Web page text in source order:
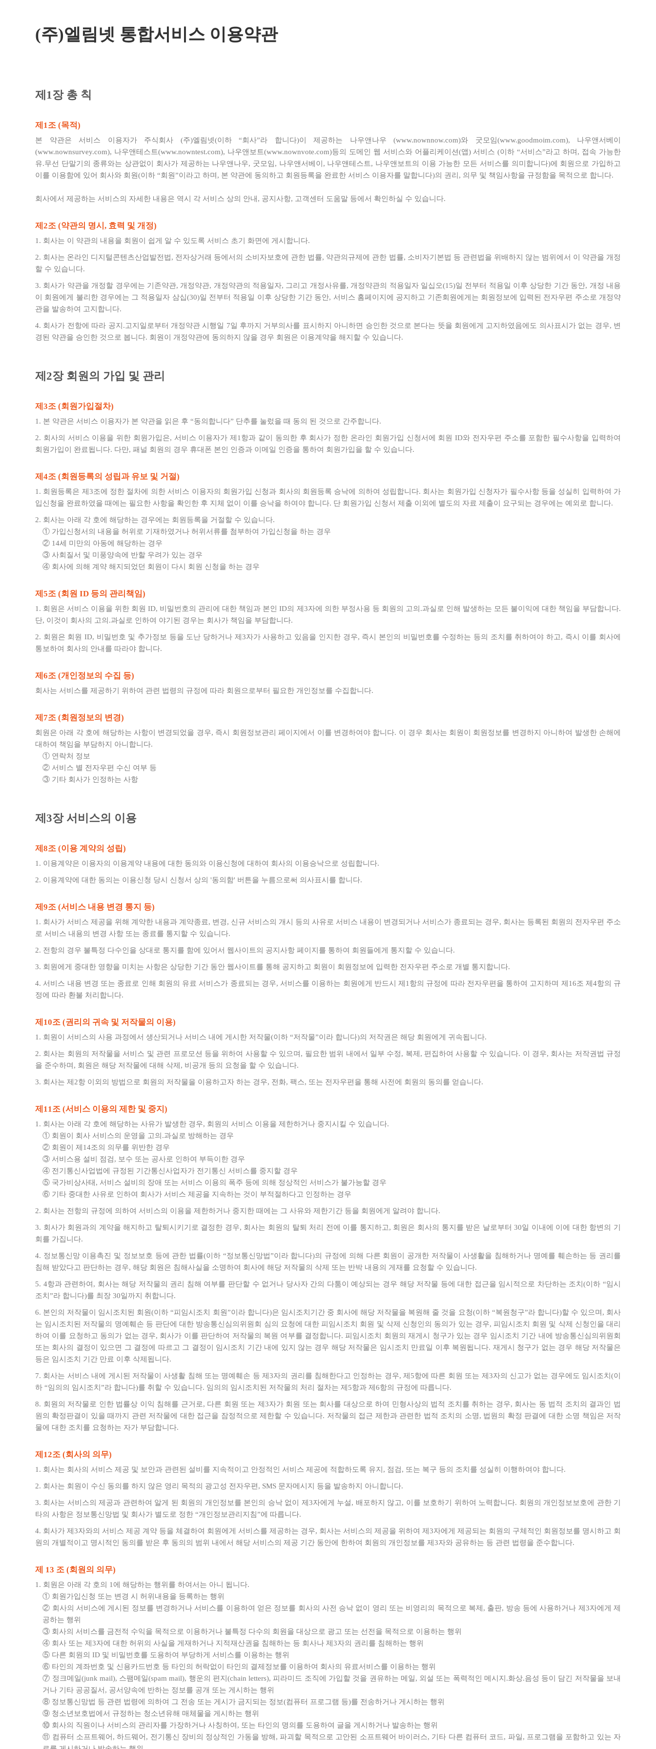
(주)엘림넷 통합서비스 이용약관
제1장 총 칙
제1조 (목적)
본 약관은 서비스 이용자가 주식회사 (주)엘림넷(이하 “회사”라 합니다)이 제공하는 나우앤나우 (www.nownnow.com)와 굿모임(www.goodmoim.com), 나우앤서베이
(www.nownsurvey.com), 나우앤테스트(www.nowntest.com), 나우앤보트(www.nownvote.com)등의 도메인 웹 서비스와 어플리케이션(앱) 서비스 (이하 “서비스”라고 하며, 접속 가능한
유.무선 단말기의 종류와는 상관없이 회사가 제공하는 나우앤나우, 굿모임, 나우앤서베이, 나우앤테스트, 나우앤보트의 이용 가능한 모든 서비스를 의미합니다)에 회원으로 가입하고
이를 이용함에 있어 회사와 회원(이하 “회원”이라고 하며, 본 약관에 동의하고 회원등록을 완료한 서비스 이용자를 말합니다)의 권리, 의무 및 책임사항을 규정함을 목적으로 합니다.
회사에서 제공하는 서비스의 자세한 내용은 역시 각 서비스 상의 안내, 공지사항, 고객센터 도움말 등에서 확인하실 수 있습니다.
제2조 (약관의 명시, 효력 및 개정)
1. 회사는 이 약관의 내용을 회원이 쉽게 알 수 있도록 서비스 초기 화면에 게시합니다.
2. 회사는 온라인 디지털콘텐츠산업발전법, 전자상거래 등에서의 소비자보호에 관한 법률, 약관의규제에 관한 법률, 소비자기본법 등 관련법을 위배하지 않는 범위에서 이 약관을 개정
할 수 있습니다.
3. 회사가 약관을 개정할 경우에는 기존약관, 개정약관, 개정약관의 적용일자, 그리고 개정사유를, 개정약관의 적용일자 일십오(15)일 전부터 적용일 이후 상당한 기간 동안, 개정 내용
이 회원에게 불리한 경우에는 그 적용일자 삼십(30)일 전부터 적용일 이후 상당한 기간 동안, 서비스 홈페이지에 공지하고 기존회원에게는 회원정보에 입력된 전자우편 주소로 개정약
관을 발송하여 고지합니다.
4. 회사가 전항에 따라 공지.고지일로부터 개정약관 시행일 7일 후까지 거부의사를 표시하지 아니하면 승인한 것으로 본다는 뜻을 회원에게 고지하였음에도 의사표시가 없는 경우, 변
경된 약관을 승인한 것으로 봅니다. 회원이 개정약관에 동의하지 않을 경우 회원은 이용계약을 해지할 수 있습니다.
제2장 회원의 가입 및 관리
제3조 (회원가입절차)
1. 본 약관은 서비스 이용자가 본 약관을 읽은 후 “동의합니다” 단추를 눌렀을 때 동의 된 것으로 간주합니다.
2. 회사의 서비스 이용을 위한 회원가입은, 서비스 이용자가 제1항과 같이 동의한 후 회사가 정한 온라인 회원가입 신청서에 회원 ID와 전자우편 주소를 포함한 필수사항을 입력하여
회원가입이 완료됩니다. 다만, 패널 회원의 경우 휴대폰 본인 인증과 이메일 인증을 통하여 회원가입을 할 수 있습니다.
제4조 (회원등록의 성립과 유보 및 거절)
1. 회원등록은 제3조에 정한 절차에 의한 서비스 이용자의 회원가입 신청과 회사의 회원등록 승낙에 의하여 성립합니다. 회사는 회원가입 신청자가 필수사항 등을 성실히 입력하여 가
입신청을 완료하였을 때에는 필요한 사항을 확인한 후 지체 없이 이를 승낙을 하여야 합니다. 단 회원가입 신청서 제출 이외에 별도의 자료 제출이 요구되는 경우에는 예외로 합니다.
2. 회사는 아래 각 호에 해당하는 경우에는 회원등록을 거절할 수 있습니다.
① 가입신청서의 내용을 허위로 기재하였거나 허위서류를 첨부하여 가입신청을 하는 경우
② 14세 미만의 아동에 해당하는 경우
③ 사회질서 및 미풍양속에 반할 우려가 있는 경우
④ 회사에 의해 계약 해지되었던 회원이 다시 회원 신청을 하는 경우
제5조 (회원 ID 등의 관리책임)
1. 회원은 서비스 이용을 위한 회원 ID, 비밀번호의 관리에 대한 책임과 본인 ID의 제3자에 의한 부정사용 등 회원의 고의.과실로 인해 발생하는 모든 불이익에 대한 책임을 부담합니다.
단, 이것이 회사의 고의.과실로 인하여 야기된 경우는 회사가 책임을 부담합니다.
2. 회원은 회원 ID, 비밀번호 및 추가정보 등을 도난 당하거나 제3자가 사용하고 있음을 인지한 경우, 즉시 본인의 비밀번호를 수정하는 등의 조치를 취하여야 하고, 즉시 이를 회사에
통보하여 회사의 안내를 따라야 합니다.
제6조 (개인정보의 수집 등)
회사는 서비스를 제공하기 위하여 관련 법령의 규정에 따라 회원으로부터 필요한 개인정보를 수집합니다.
제7조 (회원정보의 변경)
회원은 아래 각 호에 해당하는 사항이 변경되었을 경우, 즉시 회원정보관리 페이지에서 이를 변경하여야 합니다. 이 경우 회사는 회원이 회원정보를 변경하지 아니하여 발생한 손해에
대하여 책임을 부담하지 아니합니다.
① 연락처 정보
② 서비스 별 전자우편 수신 여부 등
③ 기타 회사가 인정하는 사항
제3장 서비스의 이용
제8조 (이용 계약의 성립)
1. 이용계약은 이용자의 이용계약 내용에 대한 동의와 이용신청에 대하여 회사의 이용승낙으로 성립합니다.
2. 이용계약에 대한 동의는 이용신청 당시 신청서 상의 '동의함' 버튼을 누름으로써 의사표시를 합니다.
제9조 (서비스 내용 변경 통지 등)
1. 회사가 서비스 제공을 위해 계약한 내용과 계약종료, 변경, 신규 서비스의 개시 등의 사유로 서비스 내용이 변경되거나 서비스가 종료되는 경우, 회사는 등록된 회원의 전자우편 주소
로 서비스 내용의 변경 사항 또는 종료를 통지할 수 있습니다.
2. 전항의 경우 불특정 다수인을 상대로 통지를 함에 있어서 웹사이트의 공지사항 페이지를 통하여 회원들에게 통지할 수 있습니다.
3. 회원에게 중대한 영향을 미치는 사항은 상당한 기간 동안 웹사이트를 통해 공지하고 회원이 회원정보에 입력한 전자우편 주소로 개별 통지합니다.
4. 서비스 내용 변경 또는 종료로 인해 회원의 유료 서비스가 종료되는 경우, 서비스를 이용하는 회원에게 반드시 제1항의 규정에 따라 전자우편을 통하여 고지하며 제16조 제4항의 규
정에 따라 환불 처리합니다.
제10조 (권리의 귀속 및 저작물의 이용)
1. 회원이 서비스의 사용 과정에서 생산되거나 서비스 내에 게시한 저작물(이하 “저작물”이라 합니다)의 저작권은 해당 회원에게 귀속됩니다.
2. 회사는 회원의 저작물을 서비스 및 관련 프로모션 등을 위하여 사용할 수 있으며, 필요한 범위 내에서 일부 수정, 복제, 편집하여 사용할 수 있습니다. 이 경우, 회사는 저작권법 규정
을 준수하며, 회원은 해당 저작물에 대해 삭제, 비공개 등의 요청을 할 수 있습니다.
3. 회사는 제2항 이외의 방법으로 회원의 저작물을 이용하고자 하는 경우, 전화, 팩스, 또는 전자우편을 통해 사전에 회원의 동의를 얻습니다.
제11조 (서비스 이용의 제한 및 중지)
1. 회사는 아래 각 호에 해당하는 사유가 발생한 경우, 회원의 서비스 이용을 제한하거나 중지시킬 수 있습니다.
① 회원이 회사 서비스의 운영을 고의.과실로 방해하는 경우
② 회원이 제14조의 의무를 위반한 경우
③ 서비스용 설비 점검, 보수 또는 공사로 인하여 부득이한 경우
④ 전기통신사업법에 규정된 기간통신사업자가 전기통신 서비스를 중지할 경우
⑤ 국가비상사태, 서비스 설비의 장애 또는 서비스 이용의 폭주 등에 의해 정상적인 서비스가 불가능할 경우
⑥ 기타 중대한 사유로 인하여 회사가 서비스 제공을 지속하는 것이 부적절하다고 인정하는 경우
2. 회사는 전항의 규정에 의하여 서비스의 이용을 제한하거나 중지한 때에는 그 사유와 제한기간 등을 회원에게 알려야 합니다.
3. 회사가 회원과의 계약을 해지하고 탈퇴시키기로 결정한 경우, 회사는 회원의 탈퇴 처리 전에 이를 통지하고, 회원은 회사의 통지를 받은 날로부터 30일 이내에 이에 대한 항변의 기
회를 가집니다.
4. 정보통신망 이용촉진 및 정보보호 등에 관한 법률(이하 “정보통신망법”이라 합니다)의 규정에 의해 다른 회원이 공개한 저작물이 사생활을 침해하거나 명예를 훼손하는 등 권리를
침해 받았다고 판단하는 경우, 해당 회원은 침해사실을 소명하여 회사에 해당 저작물의 삭제 또는 반박 내용의 게재를 요청할 수 있습니다.
5. 4항과 관련하여, 회사는 해당 저작물의 권리 침해 여부를 판단할 수 없거나 당사자 간의 다툼이 예상되는 경우 해당 저작물 등에 대한 접근을 임시적으로 차단하는 조치(이하 “임시
조치”라 합니다)를 최장 30일까지 취합니다.
6. 본인의 저작물이 임시조치된 회원(이하 “피임시조치 회원”이라 합니다)은 임시조치기간 중 회사에 해당 저작물을 복원해 줄 것을 요청(이하 “복원청구”라 합니다)할 수 있으며, 회사
는 임시조치된 저작물의 명예훼손 등 판단에 대한 방송통신심의위원회 심의 요청에 대한 피임시조치 회원 및 삭제 신청인의 동의가 있는 경우, 피임시조치 회원 및 삭제 신청인을 대리
하여 이를 요청하고 동의가 없는 경우, 회사가 이를 판단하여 저작물의 복원 여부를 결정합니다. 피임시조치 회원의 재게시 청구가 있는 경우 임시조치 기간 내에 방송통신심의위원회
또는 회사의 결정이 있으면 그 결정에 따르고 그 결정이 임시조치 기간 내에 있지 않는 경우 해당 저작물은 임시조치 만료일 이후 복원됩니다. 재게시 청구가 없는 경우 해당 저작물은
등은 임시조치 기간 만료 이후 삭제됩니다.
7. 회사는 서비스 내에 게시된 저작물이 사생활 침해 또는 명예훼손 등 제3자의 권리를 침해한다고 인정하는 경우, 제5항에 따른 회원 또는 제3자의 신고가 없는 경우에도 임시조치(이
하 “임의의 임시조치”라 합니다)를 취할 수 있습니다. 임의의 임시조치된 저작물의 처리 절차는 제5항과 제6항의 규정에 따릅니다.
8. 회원의 저작물로 인한 법률상 이익 침해를 근거로, 다른 회원 또는 제3자가 회원 또는 회사를 대상으로 하여 민형사상의 법적 조치를 취하는 경우, 회사는 동 법적 조치의 결과인 법
원의 확정판결이 있을 때까지 관련 저작물에 대한 접근을 잠정적으로 제한할 수 있습니다. 저작물의 접근 제한과 관련한 법적 조치의 소명, 법원의 확정 판결에 대한 소명 책임은 저작
물에 대한 조치를 요청하는 자가 부담합니다.
제12조 (회사의 의무)
1. 회사는 회사의 서비스 제공 및 보안과 관련된 설비를 지속적이고 안정적인 서비스 제공에 적합하도록 유지, 점검, 또는 복구 등의 조치를 성실히 이행하여야 합니다.
2. 회사는 회원이 수신 동의를 하지 않은 영리 목적의 광고성 전자우편, SMS 문자메시지 등을 발송하지 아니합니다.
3. 회사는 서비스의 제공과 관련하여 알게 된 회원의 개인정보를 본인의 승낙 없이 제3자에게 누설, 배포하지 않고, 이를 보호하기 위하여 노력합니다. 회원의 개인정보보호에 관한 기
타의 사항은 정보통신망법 및 회사가 별도로 정한 “개인정보관리지침”에 따릅니다.
4. 회사가 제3자와의 서비스 제공 계약 등을 체결하여 회원에게 서비스를 제공하는 경우, 회사는 서비스의 제공을 위하여 제3자에게 제공되는 회원의 구체적인 회원정보를 명시하고 회
원의 개별적이고 명시적인 동의를 받은 후 동의의 범위 내에서 해당 서비스의 제공 기간 동안에 한하여 회원의 개인정보를 제3자와 공유하는 등 관련 법령을 준수합니다.
제 13 조 (회원의 의무)
1. 회원은 아래 각 호의 1에 해당하는 행위를 하여서는 아니 됩니다.
① 회원가입신청 또는 변경 시 허위내용을 등록하는 행위
② 회사의 서비스에 게시된 정보를 변경하거나 서비스를 이용하여 얻은 정보를 회사의 사전 승낙 없이 영리 또는 비영리의 목적으로 복제, 출판, 방송 등에 사용하거나 제3자에게 제
공하는 행위
③ 회사의 서비스를 금전적 수익을 목적으로 이용하거나 불특정 다수의 회원을 대상으로 광고 또는 선전을 목적으로 이용하는 행위
④ 회사 또는 제3자에 대한 허위의 사실을 게재하거나 지적재산권을 침해하는 등 회사나 제3자의 권리를 침해하는 행위
⑤ 다른 회원의 ID 및 비밀번호를 도용하여 부당하게 서비스를 이용하는 행위
⑥ 타인의 계좌번호 및 신용카드번호 등 타인의 허락없이 타인의 결제정보를 이용하여 회사의 유료서비스를 이용하는 행위
⑦ 정크메일(junk mail), 스팸메일(spam mail), 행운의 편지(chain letters), 피라미드 조직에 가입할 것을 권유하는 메일, 외설 또는 폭력적인 메시지.화상.음성 등이 담긴 저작물을 보내
거나 기타 공공질서, 공서양속에 반하는 정보를 공개 또는 게시하는 행위
⑧ 정보통신망법 등 관련 법령에 의하여 그 전송 또는 게시가 금지되는 정보(컴퓨터 프로그램 등)를 전송하거나 게시하는 행위
⑨ 청소년보호법에서 규정하는 청소년유해 매체물을 게시하는 행위
⑩ 회사의 직원이나 서비스의 관리자를 가장하거나 사칭하여, 또는 타인의 명의를 도용하여 글을 게시하거나 발송하는 행위
⑪ 컴퓨터 소프트웨어, 하드웨어, 전기통신 장비의 정상적인 가동을 방해, 파괴할 목적으로 고안된 소프트웨어 바이러스, 기타 다른 컴퓨터 코드, 파일, 프로그램을 포함하고 있는 자